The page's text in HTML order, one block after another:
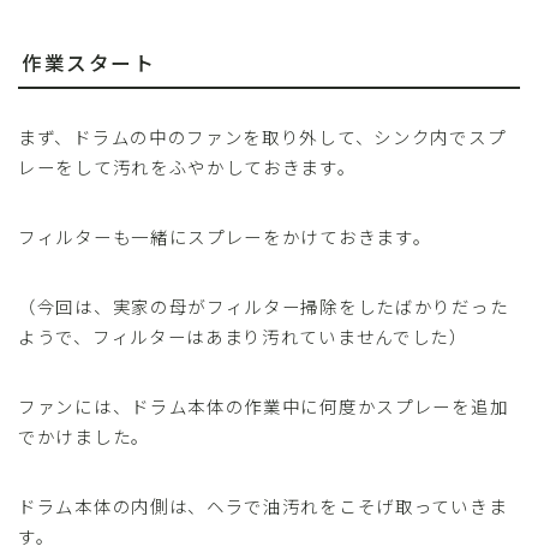
作業スタート
まず、ドラムの中のファンを取り外して、シンク内でスプ
レーをして汚れをふやかしておきます。
フィルターも一緒にスプレーをかけておきます。
（今回は、実家の母がフィルター掃除をしたばかりだった
ようで、フィルターはあまり汚れていませんでした）
ファンには、ドラム本体の作業中に何度かスプレーを追加
でかけました。
ドラム本体の内側は、ヘラで油汚れをこそげ取っていきま
す。